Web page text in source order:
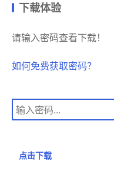
下载体验
请输入密码查看下载！
如何免费获取密码？
点击下载